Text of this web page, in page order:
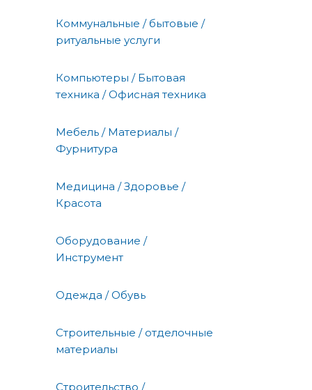
Коммунальные / бытовые /
ритуальные услуги
Компьютеры / Бытовая
техника / Офисная техника
Мебель / Материалы /
Фурнитура
Медицина / Здоровье /
Красота
Оборудование /
Инструмент
Одежда / Обувь
Строительные / отделочные
материалы
Строительство /